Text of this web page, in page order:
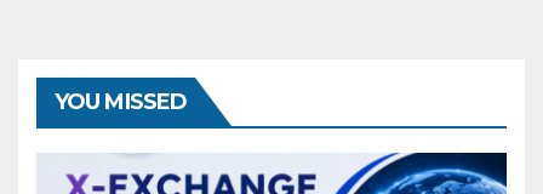
YOU MISSED